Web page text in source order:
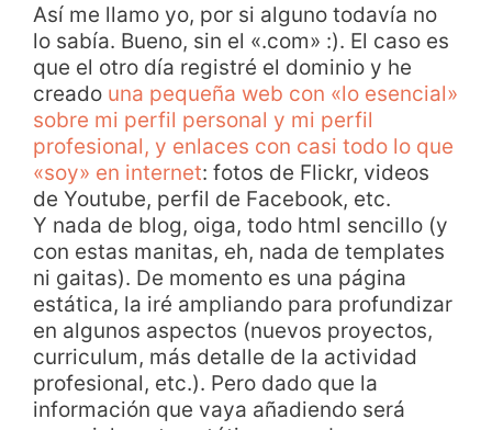
Así me llamo yo, por si alguno todavía no
lo sabía. Bueno, sin el «.com» :). El caso es
que el otro día registré el dominio y he
creado una pequeña web con «lo esencial»
sobre mi perfil personal y mi perfil
profesional, y enlaces con casi todo lo que
«soy» en internet: fotos de Flickr, videos
de Youtube, perfil de Facebook, etc.
Y nada de blog, oiga, todo html sencillo (y
con estas manitas, eh, nada de templates
ni gaitas). De momento es una página
estática, la iré ampliando para profundizar
en algunos aspectos (nuevos proyectos,
curriculum, más detalle de la actividad
profesional, etc.). Pero dado que la
información que vaya añadiendo será